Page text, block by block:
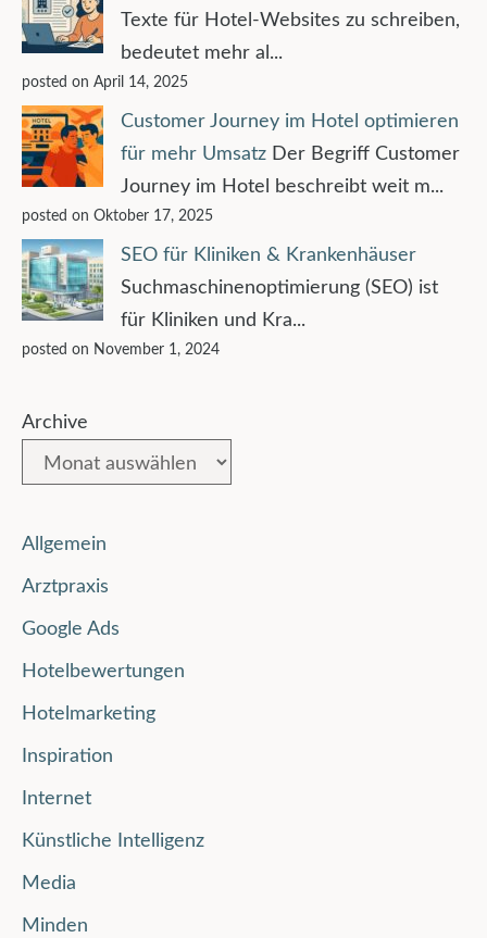
Texte für Hotel-Websites zu schreiben,
bedeutet mehr al...
posted on April 14, 2025
Customer Journey im Hotel optimieren
für mehr Umsatz Der Begriff Customer
Journey im Hotel beschreibt weit m...
posted on Oktober 17, 2025
SEO für Kliniken & Krankenhäuser
Suchmaschinenoptimierung (SEO) ist
für Kliniken und Kra...
posted on November 1, 2024
Archive
Allgemein
Arztpraxis
Google Ads
Hotelbewertungen
Hotelmarketing
Inspiration
Internet
Künstliche Intelligenz
Media
Minden